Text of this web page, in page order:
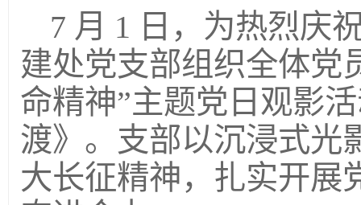
7 月 1 日，为热烈庆
建处党支部组织全体党
命精神”主题党日观影
渡》。支部以沉浸式光
大长征精神，扎实开展